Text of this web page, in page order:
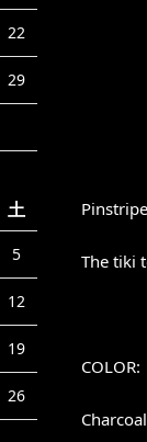
22
29
土
5
12
19
26
The tiki
COLOR: